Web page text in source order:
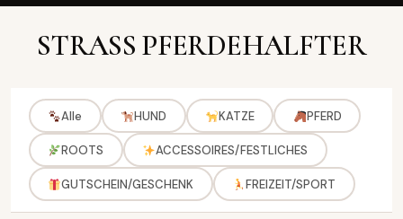
STRASS PFERDEHALFTER
Alle HUND KATZE PFERD
ROOTS ACCESSOIRES/FESTLICHES
GUTSCHEIN/GESCHENK FREIZEIT/SPORT